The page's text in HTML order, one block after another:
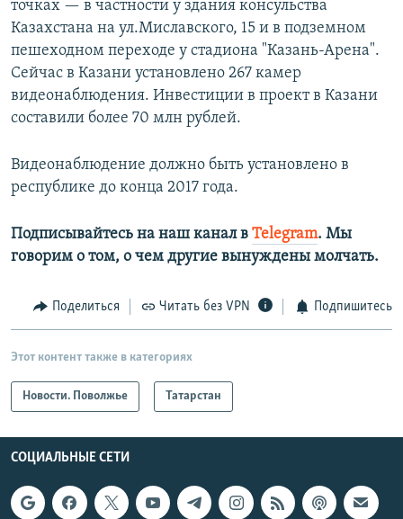
точках — в частности у здания консульства
Казахстана на ул.Миславского, 15 и в подземном
пешеходном переходе у стадиона "Казань-Арена".
Сейчас в Казани установлено 267 камер
видеонаблюдения. Инвестиции в проект в Казани
составили более 70 млн рублей.
Видеонаблюдение должно быть установлено в
республике до конца 2017 года.
Подписывайтесь на наш канал в Telegram. Мы
говорим о том, о чем другие вынуждены молчать.​
Поделиться Читать без VPN Подпишитесь
Этот контент также в категориях
Новости. Поволжье Татарстан
СОЦИАЛЬНЫЕ СЕТИ